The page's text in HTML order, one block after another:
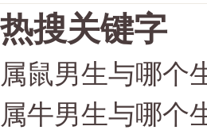
热搜关键字
属鼠男生与哪个
属牛男生与哪个